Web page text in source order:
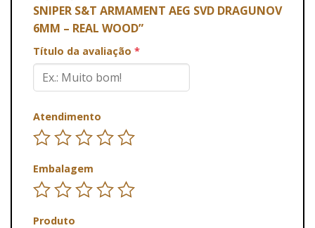
SNIPER S&T ARMAMENT AEG SVD DRAGUNOV
6MM – REAL WOOD”
Título da avaliação *
Atendimento
Embalagem
Produto